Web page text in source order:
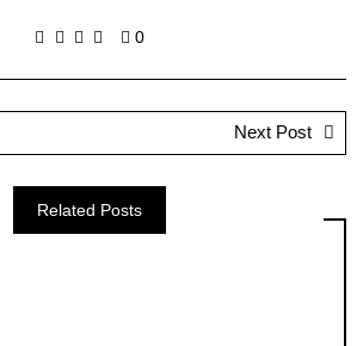
0
Next Post
Related Posts